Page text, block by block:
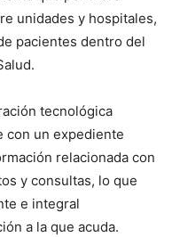
unidades y hospitales,
pacientes dentro del
tecnológica
con un expediente
relacionada con
y consultas, lo que
e integral
a la que acuda.